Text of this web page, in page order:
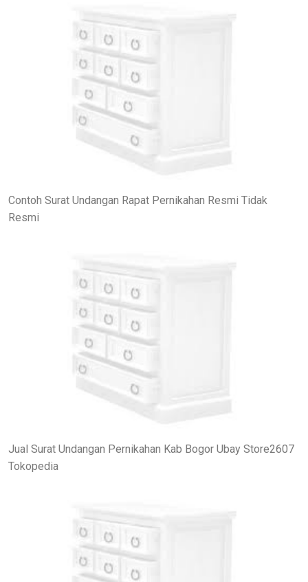
Contoh Surat Undangan Rapat Pernikahan Resmi Tidak
Resmi
Jual Surat Undangan Pernikahan Kab Bogor Ubay Store2607
Tokopedia